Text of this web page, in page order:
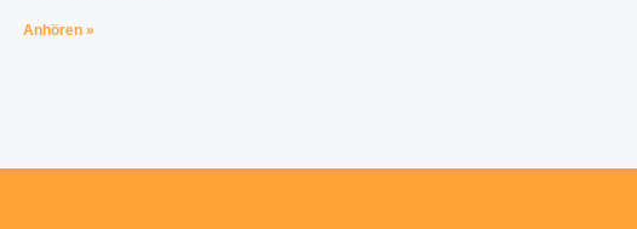
Anhören »